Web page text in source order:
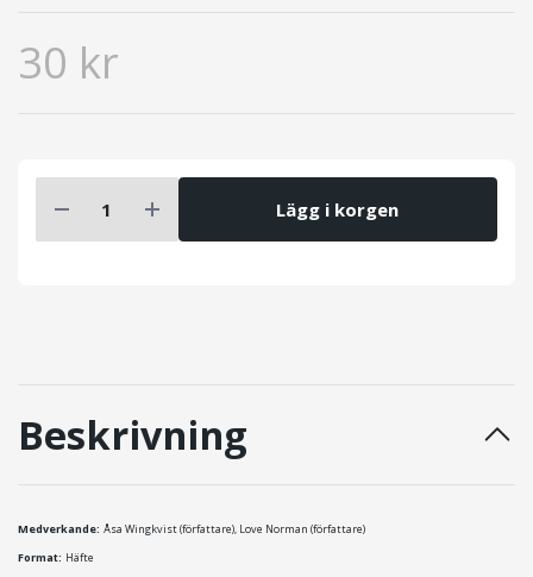
30 kr
Lägg i korgen
Beskrivning
Medverkande: Åsa Wingkvist (författare), Love Norman (författare)
Format: Häfte